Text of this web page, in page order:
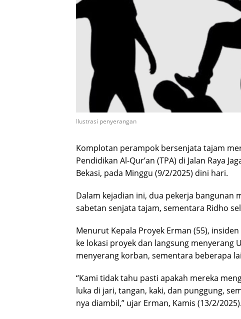
Ilustrasi penyerangan
Komplotan perampok bersenjata tajam
Pendidikan Al-Qur’an (TPA) di Jalan Raya
Bekasi, pada Minggu (9/2/2025) dini hari.
Dalam kejadian ini, dua pekerja bangunan
sabetan senjata tajam, sementara Ridho
Menurut Kepala Proyek Erman (55),
ke lokasi proyek dan langsung menyerang
menyerang korban, sementara beberapa
“Kami tidak tahu pasti apakah mereka
luka di jari, tangan, kaki, dan punggung,
nya diambil,” ujar Erman, Kamis (13/2/2025).